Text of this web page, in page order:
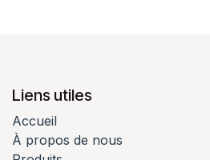
Liens utiles
Accueil
À propos de nous